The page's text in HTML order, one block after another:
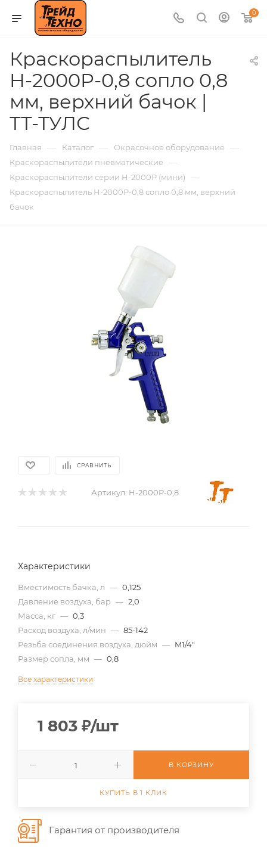
0
Краскораспылитель
H-2000P-0,8 сопло 0,8
мм, верхний бачок |
ТТ-ТУЛС
Главная — Каталог — Окрасочное оборудование —
Краскораспылители пневматические —
Краскораспылители серии H-2000P (мини) —
Краскораспылитель H-2000P-0,8 сопло 0,8 мм, верхний
бачок
СРАВНИТЬ
Артикул: H-2000P-0,8
Характеристики
Вместимость бачка, л — 0,125
Давление воздуха, бар — 2,0
Масса, кг — 0,3
Расход воздуха, л/мин — 85-142
Резьба соединения воздуха, дюйм — M1/4"
Размер сопла, мм — 0,8
Все характеристики
1 803 ₽/шт
В КОРЗИНУ
КУПИТЬ В 1 КЛИК
Гарантия от производителя